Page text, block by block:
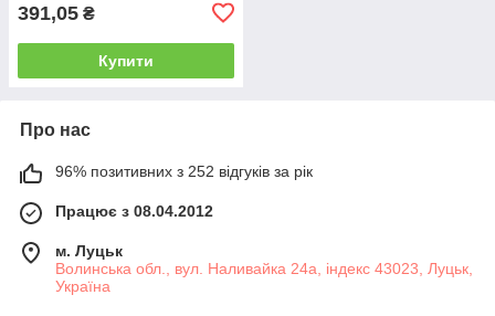
391,05 ₴
Купити
Про нас
96% позитивних з 252 відгуків за рік
Працює з 08.04.2012
м. Луцьк
Волинська обл., вул. Наливайка 24а, індекс 43023, Луцьк,
Україна